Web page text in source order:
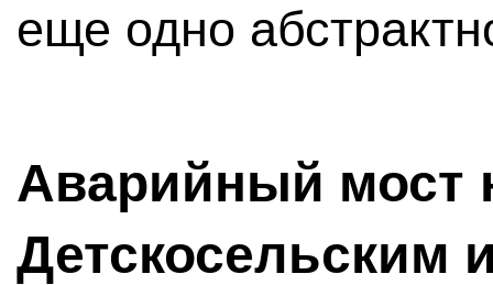
еще одно
Аварийный мост
Детскосельским